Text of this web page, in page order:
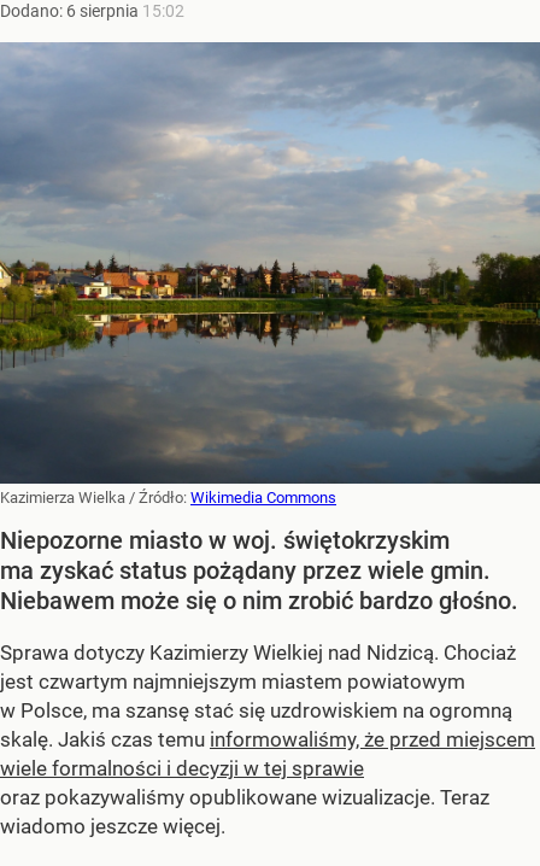
Dodano: 6 sierpnia 15:02
Kazimierza Wielka / Źródło: Wikimedia Commons
Niepozorne miasto w woj. świętokrzyskim
ma zyskać status pożądany przez wiele gmin.
Niebawem może się o nim zrobić bardzo głośno.
Sprawa dotyczy Kazimierzy Wielkiej nad Nidzicą. Chociaż
jest czwartym najmniejszym miastem powiatowym
w Polsce, ma szansę stać się uzdrowiskiem na ogromną
skalę. Jakiś czas temu informowaliśmy, że przed miejscem
wiele formalności i decyzji w tej sprawie
oraz pokazywaliśmy opublikowane wizualizacje. Teraz
wiadomo jeszcze więcej.